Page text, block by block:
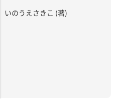
いのうえさきこ (著)